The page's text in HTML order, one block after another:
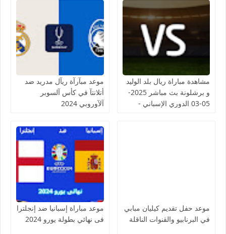
مشاهدة مباراة ريال بلد الوليد
و برشلونة بث مباشر 2025-
05-03 الدوري الإسباني -
موعد مبآرآة ريآل مدريد ضد
أتلانتآ في كأس آلسوبر
آلآوروبي 2024
موعد حفل تقديم كيليان مبابي
في البرنابيو والقنوات الناقلة
موعد مباراة إسبانيا ضد إنجلترا
فى نهائي بطولة يورو 2024